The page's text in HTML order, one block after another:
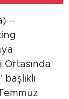
--
Ortasında